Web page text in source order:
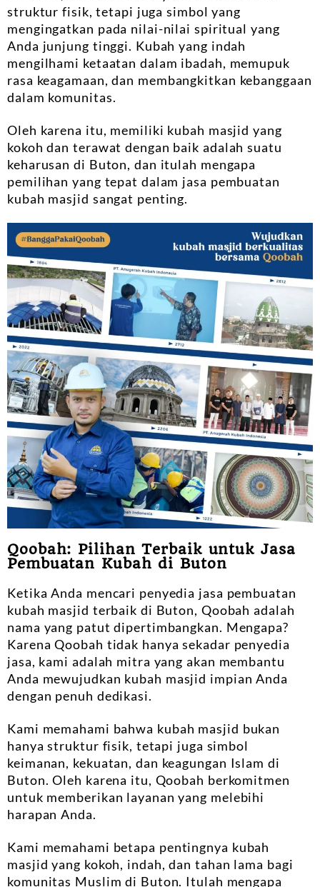
struktur fisik, tetapi juga simbol yang
mengingatkan pada nilai-nilai spiritual yang
Anda junjung tinggi. Kubah yang indah
mengilhami ketaatan dalam ibadah, memupuk
rasa keagamaan, dan membangkitkan kebanggaan
dalam komunitas.
Oleh karena itu, memiliki kubah masjid yang
kokoh dan terawat dengan baik adalah suatu
keharusan di Buton, dan itulah mengapa
pemilihan yang tepat dalam jasa pembuatan
kubah masjid sangat penting.
Qoobah: Pilihan Terbaik untuk Jasa
Pembuatan Kubah di Buton
Ketika Anda mencari penyedia jasa pembuatan
kubah masjid terbaik di Buton, Qoobah adalah
nama yang patut dipertimbangkan. Mengapa?
Karena Qoobah tidak hanya sekadar penyedia
jasa, kami adalah mitra yang akan membantu
Anda mewujudkan kubah masjid impian Anda
dengan penuh dedikasi.
Kami memahami bahwa kubah masjid bukan
hanya struktur fisik, tetapi juga simbol
keimanan, kekuatan, dan keagungan Islam di
Buton. Oleh karena itu, Qoobah berkomitmen
untuk memberikan layanan yang melebihi
harapan Anda.
Kami memahami betapa pentingnya kubah
masjid yang kokoh, indah, dan tahan lama bagi
komunitas Muslim di Buton. Itulah mengapa